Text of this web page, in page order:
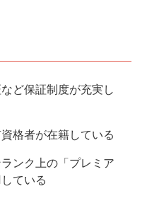
ど保証制度が充実し
格者が在籍している
ンク上の「プレミア
ている